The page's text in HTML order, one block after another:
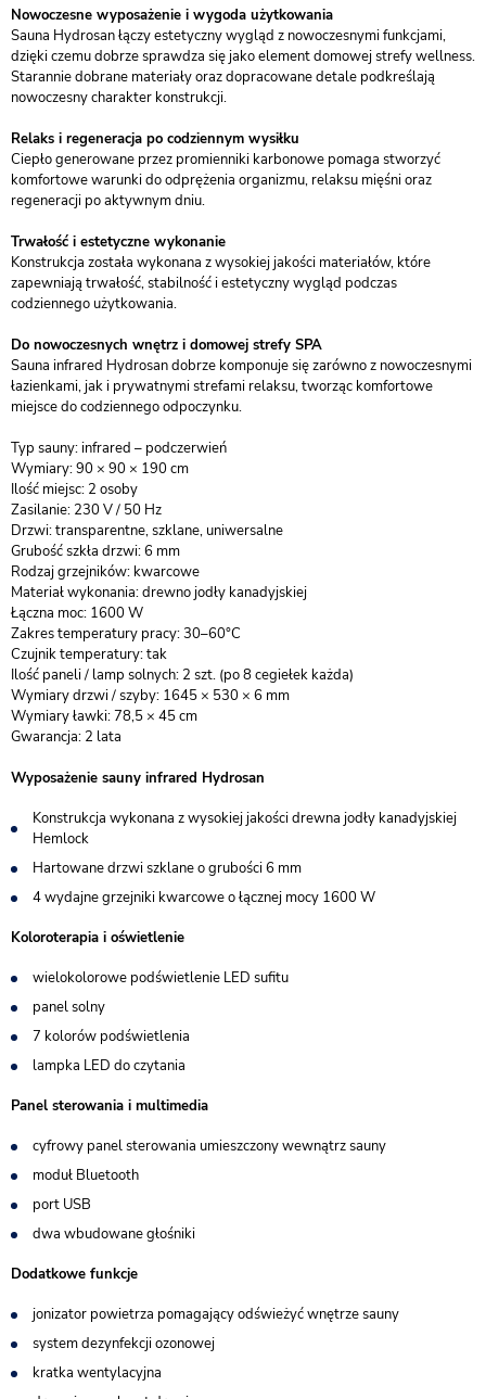
Nowoczesne wyposażenie i wygoda użytkowania
Sauna Hydrosan łączy estetyczny wygląd z nowoczesnymi funkcjami,
dzięki czemu dobrze sprawdza się jako element domowej strefy wellness.
Starannie dobrane materiały oraz dopracowane detale podkreślają
nowoczesny charakter konstrukcji.
Relaks i regeneracja po codziennym wysiłku
Ciepło generowane przez promienniki karbonowe pomaga stworzyć
komfortowe warunki do odprężenia organizmu, relaksu mięśni oraz
regeneracji po aktywnym dniu.
Trwałość i estetyczne wykonanie
Konstrukcja została wykonana z wysokiej jakości materiałów, które
zapewniają trwałość, stabilność i estetyczny wygląd podczas
codziennego użytkowania.
Do nowoczesnych wnętrz i domowej strefy SPA
Sauna infrared Hydrosan dobrze komponuje się zarówno z nowoczesnymi
łazienkami, jak i prywatnymi strefami relaksu, tworząc komfortowe
miejsce do codziennego odpoczynku.
Typ sauny: infrared – podczerwień
Wymiary: 90 × 90 × 190 cm
Ilość miejsc: 2 osoby
Zasilanie: 230 V / 50 Hz
Drzwi: transparentne, szklane, uniwersalne
Grubość szkła drzwi: 6 mm
Rodzaj grzejników: kwarcowe
Materiał wykonania: drewno jodły kanadyjskiej
Łączna moc: 1600 W
Zakres temperatury pracy: 30–60°C
Czujnik temperatury: tak
Ilość paneli / lamp solnych: 2 szt. (po 8 cegiełek każda)
Wymiary drzwi / szyby: 1645 × 530 × 6 mm
Wymiary ławki: 78,5 × 45 cm
Gwarancja: 2 lata
Wyposażenie sauny infrared Hydrosan
Konstrukcja wykonana z wysokiej jakości drewna jodły kanadyjskiej
Hemlock
Hartowane drzwi szklane o grubości 6 mm
4 wydajne grzejniki kwarcowe o łącznej mocy 1600 W
Koloroterapia i oświetlenie
wielokolorowe podświetlenie LED sufitu
panel solny
7 kolorów podświetlenia
lampka LED do czytania
Panel sterowania i multimedia
cyfrowy panel sterowania umieszczony wewnątrz sauny
moduł Bluetooth
port USB
dwa wbudowane głośniki
Dodatkowe funkcje
jonizator powietrza pomagający odświeżyć wnętrze sauny
system dezynfekcji ozonowej
kratka wentylacyjna